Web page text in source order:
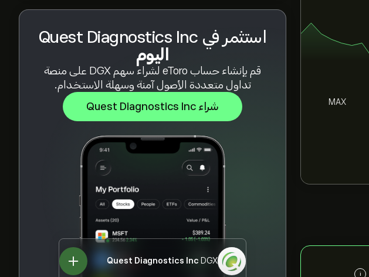
استثمر في Quest Diagnostics Inc
اليوم
قم بإنشاء حساب eToro لشراء سهم DGX على منصة
تداول متعددة الأصول آمنة وسهلة الاستخدام.
شراء Quest Diagnostics Inc
Quest Diagnostics Inc DGX
MAX
i